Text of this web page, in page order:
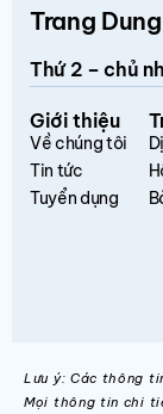
Trang Dung
Thứ 2 – chủ
Giới thiệu
Về chúng tôi
Tin tức
Tuyển dụng
Lưu ý: Các thông
Mọi thông tin chi